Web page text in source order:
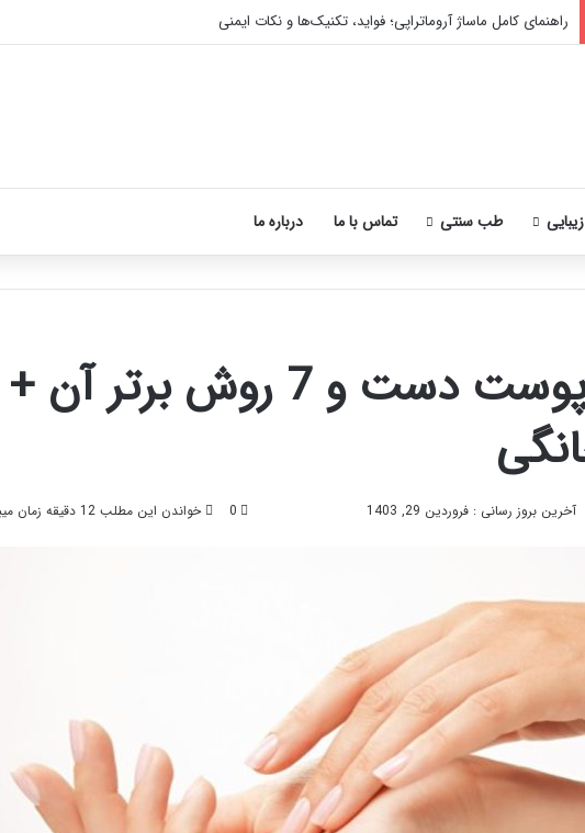
راهنمای کامل ماساژ آروماتراپی؛ فواید، تکنیک‌ها و نکات ایمنی
زیبایی طب سنتی تماس با ما درباره ما
جوانسازی پوست دست و 7 روش برتر آن +
آخرین بروز رسانی : فروردین 29, 1403 0 خواندن این مطلب 12 دقیقه زمان میبرد
نحوه
ماساژ
صورت
بعد
تزریق
نبایدهای
بایدها و نبایدهای آن!
آموزش
شکستن